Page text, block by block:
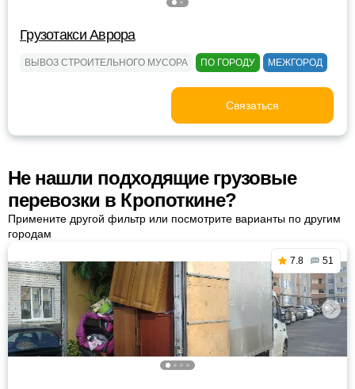
Грузотакси Аврора
ВЫВОЗ СТРОИТЕЛЬНОГО МУСОРА ПО ГОРОДУ МЕЖГОРОД
Связаться
Не нашли подходящие грузовые
перевозки в Кропоткине?
Примените другой фильтр или посмотрите варианты по другим
городам
7.8 51